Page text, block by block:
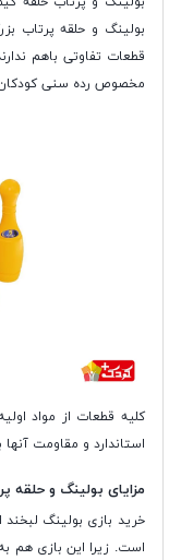
بولینگ و حلقه پرتاب
قطعات تفاوتی باهم
مخصوص رده سنی کودکان 5 سال به
کلیه قطعات از مواد
استاندارد و مقاومت آنها
مزایای بولینگ و حلقه
خرید بازی بولینگ
است. زیرا این بازی هم